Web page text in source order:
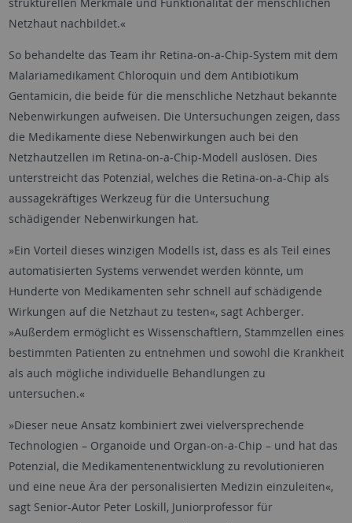
Netzhaut nachbildet.«
So behandelte das Team ihr Retina-on-a-Chip-System mit dem
Malariamedikament Chloroquin und dem Antibiotikum
Gentamicin, die beide für die menschliche Netzhaut bekannte
Nebenwirkungen aufweisen. Die Untersuchungen zeigen, dass
die Medikamente diese Nebenwirkungen auch bei den
Netzhautzellen im Retina-on-a-Chip-Modell auslösen. Dies
unterstreicht das Potenzial, welches die Retina-on-a-Chip als
aussagekräftiges Werkzeug für die Untersuchung
schädigender Nebenwirkungen hat.
»Ein Vorteil dieses winzigen Modells ist, dass es als Teil eines
automatisierten Systems verwendet werden könnte, um
Hunderte von Medikamenten sehr schnell auf schädigende
Wirkungen auf die Netzhaut zu testen«, sagt Achberger.
»Außerdem ermöglicht es Wissenschaftlern, Stammzellen eines
bestimmten Patienten zu entnehmen und sowohl die Krankheit
als auch mögliche individuelle Behandlungen zu
untersuchen.«
»Dieser neue Ansatz kombiniert zwei vielversprechende
Technologien – Organoide und Organ-on-a-Chip – und hat das
Potenzial, die Medikamentenentwicklung zu revolutionieren
und eine neue Ära der personalisierten Medizin einzuleiten«,
sagt Senior-Autor Peter Loskill, Juniorprofessor für